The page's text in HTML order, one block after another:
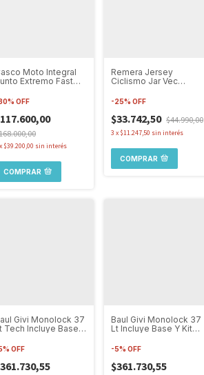
Moto Integral
Extremo Fast
% OFF
x $39.200,00 sin interés
COMPRAR
Remera Jersey
Ciclismo Jar Vec
Ruta H
-25% OFF
$33.742,50 $44.990,00
3 x $11.247,50 sin interés
COMPRAR
Givi Monolock 37
Tech Incluye Base Y
% OFF
Baul Givi Monolock 37
Lt Incluye Base Y Kit
-5% OFF
$361.730,55